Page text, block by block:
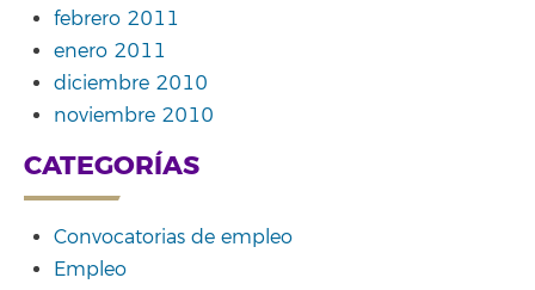
febrero 2011
enero 2011
diciembre 2010
noviembre 2010
CATEGORÍAS
Convocatorias de empleo
Empleo